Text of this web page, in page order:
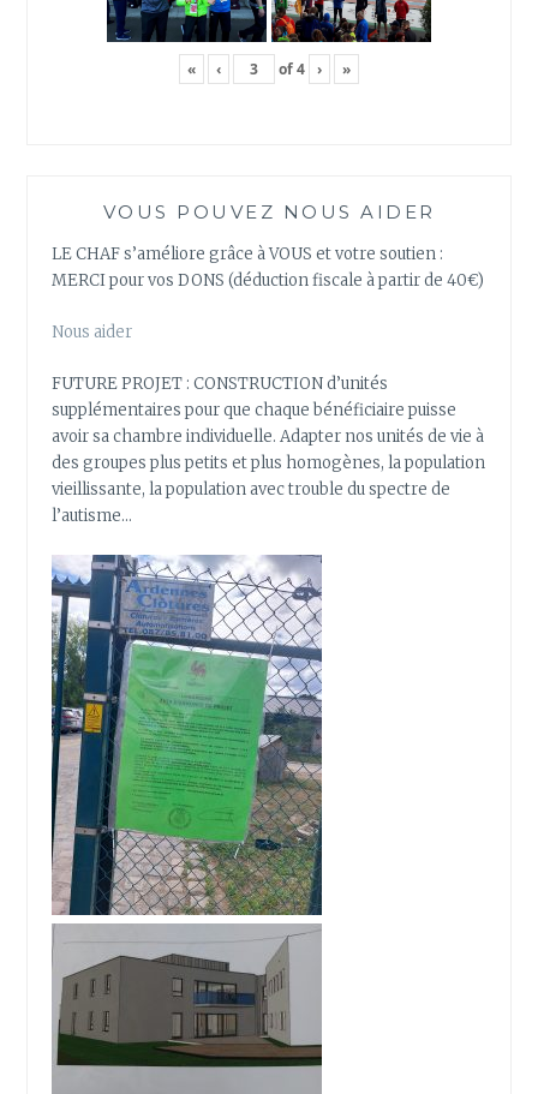
« ‹ of4 › »
VOUS POUVEZ NOUS AIDER
LE CHAF s’améliore grâce à VOUS et votre soutien :
MERCI pour vos DONS (déduction fiscale à partir de 40€)
Nous aider
FUTURE PROJET : CONSTRUCTION d’unités
supplémentaires pour que chaque bénéficiaire puisse
avoir sa chambre individuelle. Adapter nos unités de vie à
des groupes plus petits et plus homogènes, la population
vieillissante, la population avec trouble du spectre de
l’autisme…